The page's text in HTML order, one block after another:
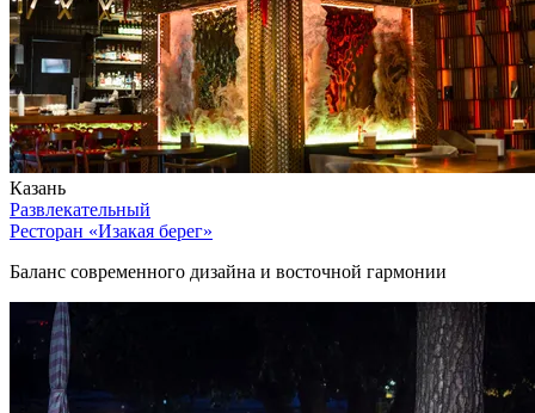
Казань
Развлекательный
Ресторан «Изакая берег»
Баланс современного дизайна и восточной гармонии